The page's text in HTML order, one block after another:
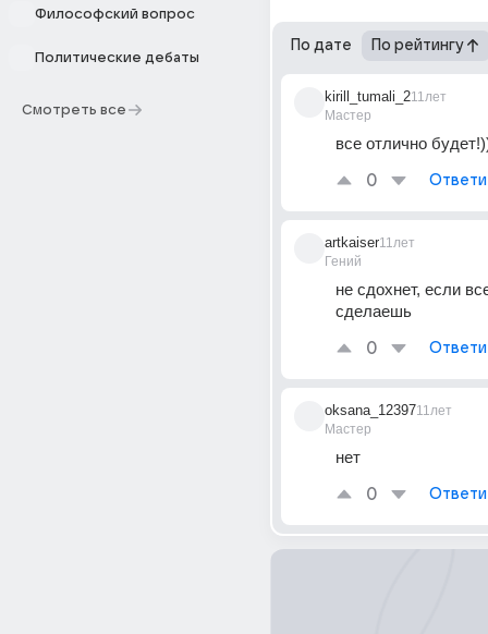
Философский вопрос
Политические дебаты
Смотреть все
По дате По рейтингу
kirill_tumali_2
Мастер
11лет
все отлично
0
artkaiser
Гений
11лет
не сдохнет, если
сделаешь
0
oksana_12397
Мастер
11лет
нет
0